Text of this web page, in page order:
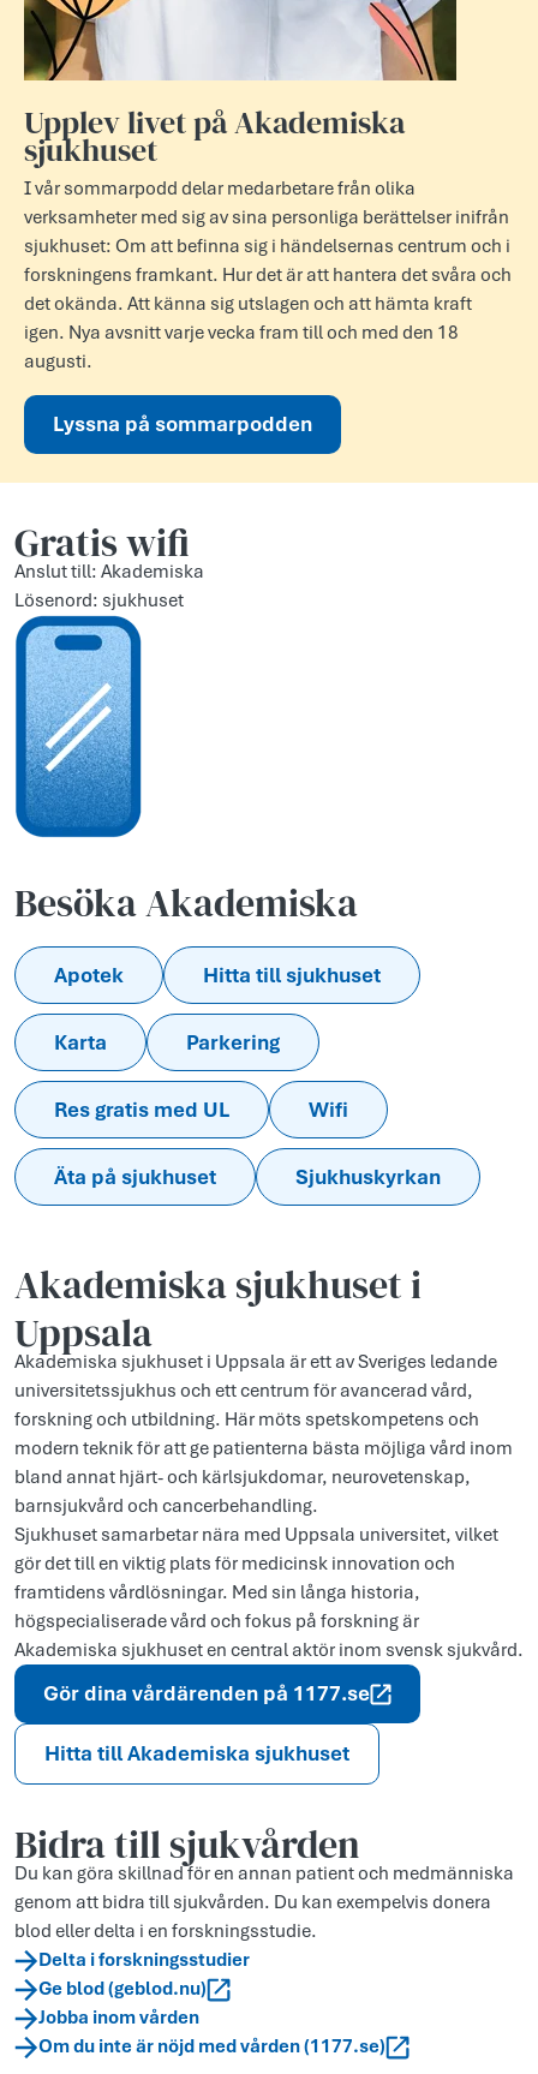
Upplev livet på Akademiska
sjukhuset
I vår sommarpodd delar medarbetare från olika
verksamheter med sig av sina personliga berättelser inifrån
sjukhuset: Om att befinna sig i händelsernas centrum och i
forskningens framkant. Hur det är att hantera det svåra och
det okända. Att känna sig utslagen och att hämta kraft
igen. Nya avsnitt varje vecka fram till och med den 18
augusti.
Lyssna på sommarpodden
Gratis wifi
Anslut till: Akademiska
Lösenord: sjukhuset
Besöka Akademiska
Apotek Hitta till sjukhuset
Karta Parkering
Res gratis med UL Wifi
Äta på sjukhuset Sjukhuskyrkan
Akademiska sjukhuset i
Uppsala
Akademiska sjukhuset i Uppsala är ett av Sveriges ledande
universitetssjukhus och ett centrum för avancerad vård,
forskning och utbildning. Här möts spetskompetens och
modern teknik för att ge patienterna bästa möjliga vård inom
bland annat hjärt- och kärlsjukdomar, neurovetenskap,
barnsjukvård och cancerbehandling.
Sjukhuset samarbetar nära med Uppsala universitet, vilket
gör det till en viktig plats för medicinsk innovation och
framtidens vårdlösningar. Med sin långa historia,
högspecialiserade vård och fokus på forskning är
Akademiska sjukhuset en central aktör inom svensk sjukvård.
Gör dina vårdärenden på 1177.se
Hitta till Akademiska sjukhuset
Bidra till sjukvården
Du kan göra skillnad för en annan patient och medmänniska
genom att bidra till sjukvården. Du kan exempelvis donera
blod eller delta i en forskningsstudie.
Delta i forskningsstudier
Ge blod (geblod.nu)
Jobba inom vården
Om du inte är nöjd med vården (1177.se)